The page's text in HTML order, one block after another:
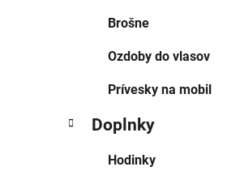
Brošne
Ozdoby do vlasov
Prívesky na mobil
Doplnky
Hodinky